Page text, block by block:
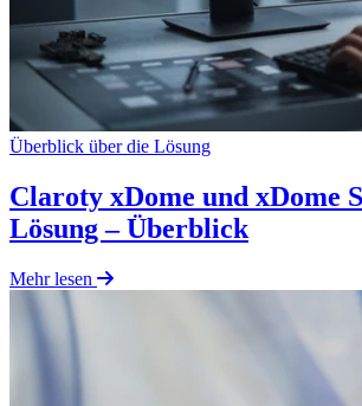
Überblick über die Lösung
Claroty xDome und xDome
Lösung – Überblick
Mehr lesen